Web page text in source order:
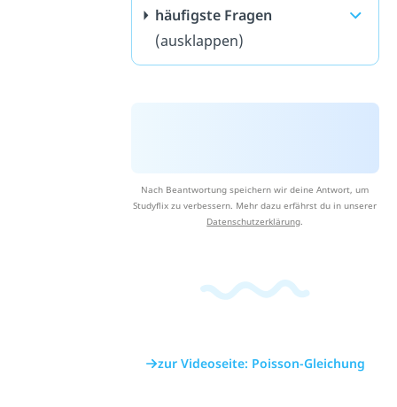
häufigste Fragen
(ausklappen)
Nach Beantwortung speichern wir deine Antwort, um
Studyflix zu verbessern. Mehr dazu erfährst du in unserer
Datenschutzerklärung.
zur Videoseite: Poisson-Gleichung